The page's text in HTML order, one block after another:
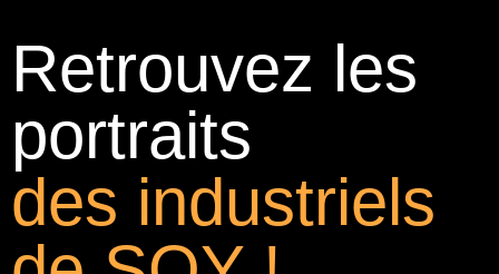
Retrouvez les
portraits
des industriels